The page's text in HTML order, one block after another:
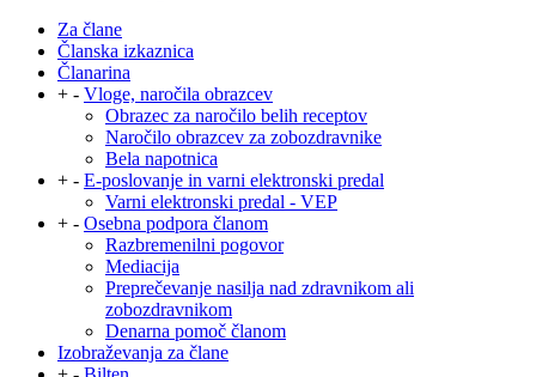
Za člane
Članska izkaznica
Članarina
+ - Vloge, naročila obrazcev
Obrazec za naročilo belih receptov
Naročilo obrazcev za zobozdravnike
Bela napotnica
+ - E-poslovanje in varni elektronski predal
Varni elektronski predal - VEP
+ - Osebna podpora članom
Razbremenilni pogovor
Mediacija
Preprečevanje nasilja nad zdravnikom ali
zobozdravnikom
Denarna pomoč članom
Izobraževanja za člane